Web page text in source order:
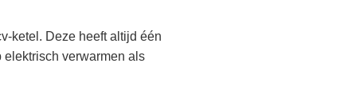
ketel. Deze heeft altijd één
elektrisch verwarmen als